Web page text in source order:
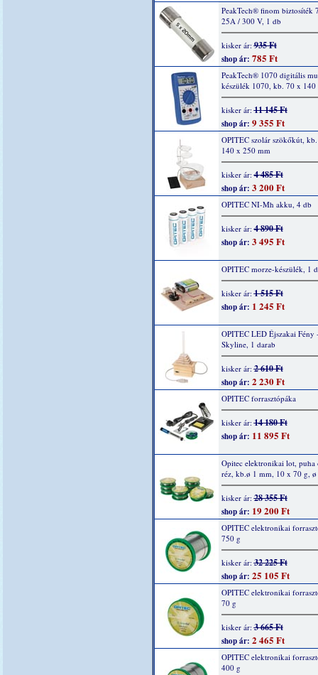
PeakTech® finom biztosíték
25A / 300 V, 1 db
kisker ár:935 Ft
shop ár: 785 Ft
PeakTech® 1070 digitális
készülék 1070, kb. 70 x
kisker ár:11 145 Ft
shop ár: 9 355 Ft
OPITEC szolár szökőkút,
140 x 250 mm
kisker ár:4 485 Ft
shop ár: 3 200 Ft
OPITEC NI-Mh akku, 4 db
kisker ár:4 890 Ft
shop ár: 3 495 Ft
OPITEC morze-készülék, 1
kisker ár:1 515 Ft
shop ár: 1 245 Ft
OPITEC LED Éjszakai Fény
Skyline, 1 darab
kisker ár:2 610 Ft
shop ár: 2 230 Ft
OPITEC forrasztópáka
kisker ár:14 180 Ft
shop ár: 11 895 Ft
Opitec elektronikai lot, puha
réz, kb.ø 1 mm, 10 x 70 g,
kisker ár:28 355 Ft
shop ár: 19 200 Ft
OPITEC elektronikai
750 g
kisker ár:32 225 Ft
shop ár: 25 105 Ft
OPITEC elektronikai
70 g
kisker ár:3 665 Ft
shop ár: 2 465 Ft
OPITEC elektronikai
400 g